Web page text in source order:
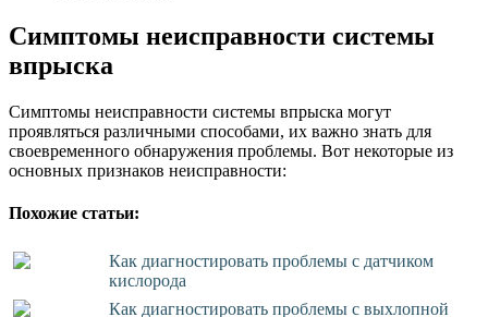
Симптомы неисправности системы
впрыска
Симптомы неисправности системы впрыска могут
проявляться различными способами, их важно знать для
своевременного обнаружения проблемы. Вот некоторые из
основных признаков неисправности:
Похожие статьи:
Как диагностировать проблемы с датчиком
кислорода
Как диагностировать проблемы с выхлопной